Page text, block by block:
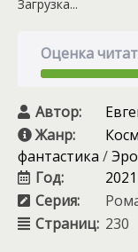
Загрузка...
Оценка
Автор:
Жанр:
фантастика /
Год:
2021
Серия:
Страниц: 230